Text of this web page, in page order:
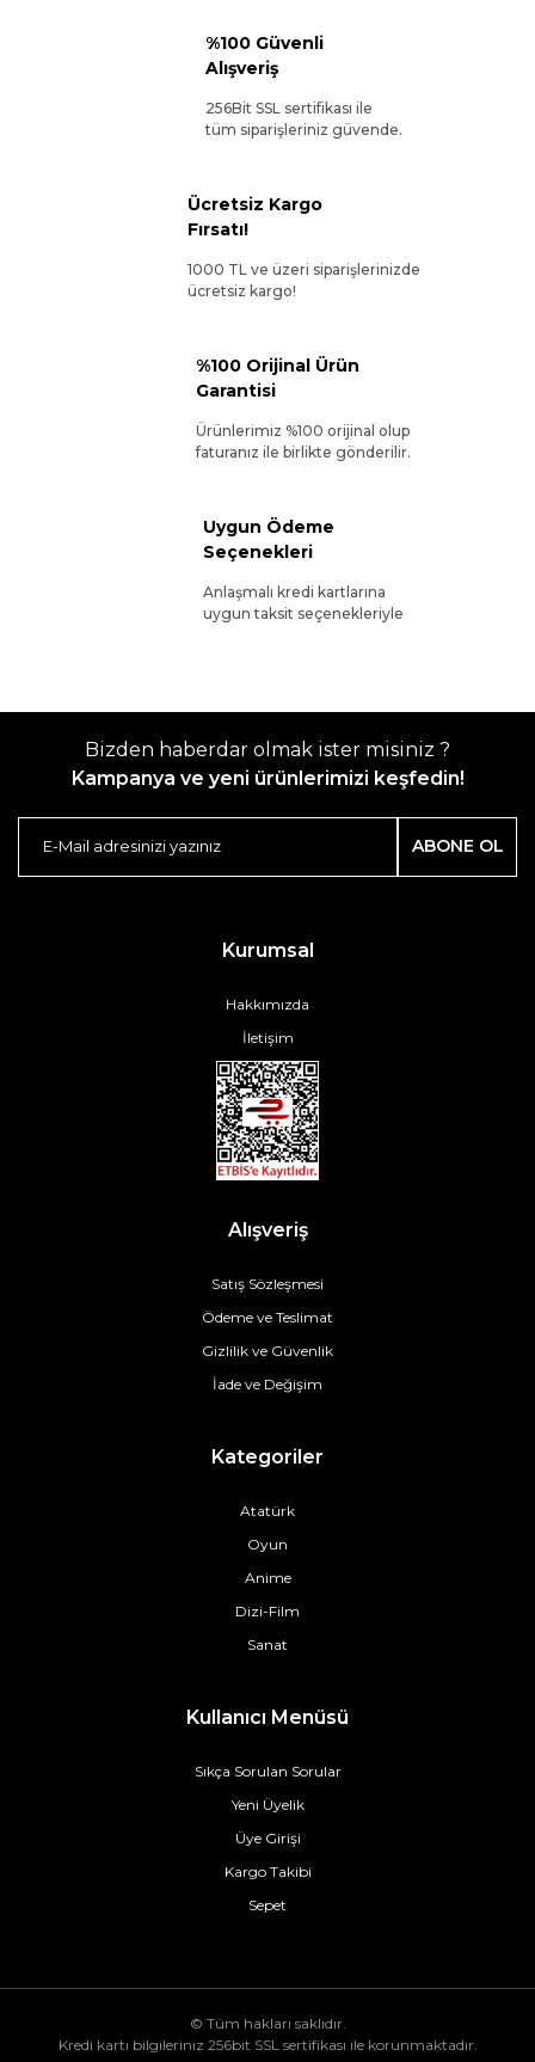
%100 Güvenli
Alışveriş
256Bit SSL sertifikası ile
tüm siparişleriniz güvende.
Ücretsiz Kargo
Fırsatı!
1000 TL ve üzeri siparişlerinizde
ücretsiz kargo!
%100 Orijinal Ürün
Garantisi
Ürünlerimiz %100 orijinal olup
faturanız ile birlikte gönderilir.
Uygun Ödeme
Seçenekleri
Anlaşmalı kredi kartlarına
uygun taksit seçenekleriyle
Bizden haberdar olmak ister misiniz ?
Kampanya ve yeni ürünlerimizi keşfedin!
ABONE OL
Kurumsal
Hakkımızda
İletişim
Alışveriş
Satış Sözleşmesi
Ödeme ve Teslimat
Gizlilik ve Güvenlik
İade ve Değişim
Kategoriler
Atatürk
Oyun
Anime
Dizi-Film
Sanat
Kullanıcı Menüsü
Sıkça Sorulan Sorular
Yeni Üyelik
Üye Girişi
Kargo Takibi
Sepet
© Tüm hakları saklıdır.
Kredi kartı bilgileriniz 256bit SSL sertifikası ile korunmaktadır.